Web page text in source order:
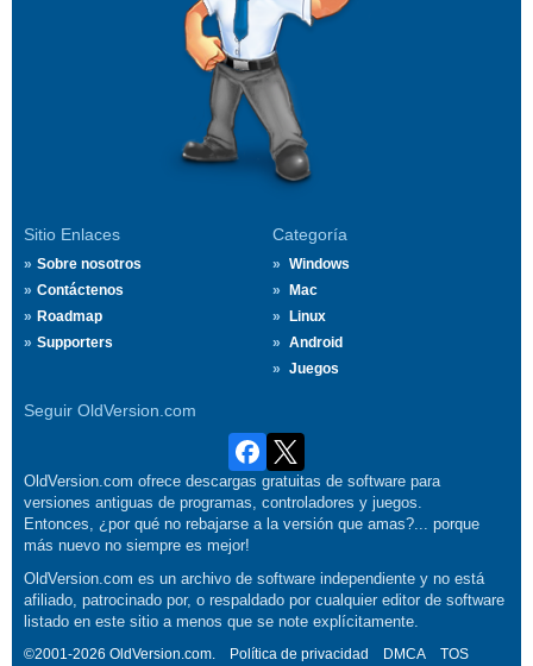
Sitio Enlaces
Sobre nosotros
Contáctenos
Roadmap
Supporters
Categoría
Windows
Mac
Linux
Android
Juegos
Seguir OldVersion.com
OldVersion.com ofrece descargas gratuitas de software para
versiones antiguas de programas, controladores y juegos.
Entonces, ¿por qué no rebajarse a la versión que amas?... porque
más nuevo no siempre es mejor!
OldVersion.com es un archivo de software independiente y no está
afiliado, patrocinado por, o respaldado por cualquier editor de software
listado en este sitio a menos que se note explícitamente.
©2001-2026 OldVersion.com. Política de privacidad DMCA
TOS